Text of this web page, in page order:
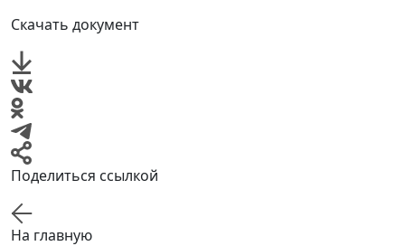
Скачать документ
Поделиться ссылкой
На главную